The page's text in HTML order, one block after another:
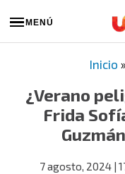
MENÚ
Inicio »
¿Verano
Frida
7 agosto, 2024 |